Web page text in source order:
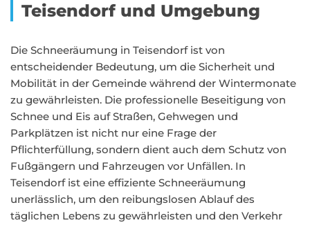
Teisendorf und Umgebung
Die Schneeräumung in Teisendorf ist von
entscheidender Bedeutung, um die Sicherheit und
Mobilität in der Gemeinde während der Wintermonate
zu gewährleisten. Die professionelle Beseitigung von
Schnee und Eis auf Straßen, Gehwegen und
Parkplätzen ist nicht nur eine Frage der
Pflichterfüllung, sondern dient auch dem Schutz von
Fußgängern und Fahrzeugen vor Unfällen. In
Teisendorf ist eine effiziente Schneeräumung
unerlässlich, um den reibungslosen Ablauf des
täglichen Lebens zu gewährleisten und den Verkehr